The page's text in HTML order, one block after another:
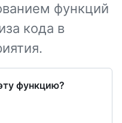
функций
кода в
функцию?